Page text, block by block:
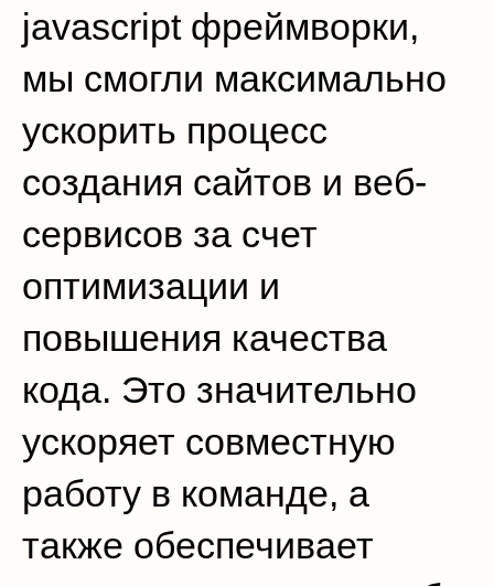
javascript фреймворки,
мы смогли максимально
ускорить процесс
создания сайтов и веб-
сервисов за счет
оптимизации и
повышения качества
кода. Это значительно
ускоряет совместную
работу в команде, а
также обеспечивает